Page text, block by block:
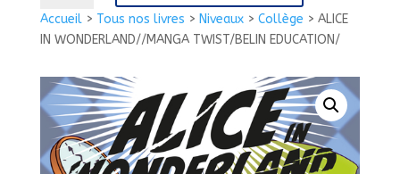
Accueil> Tous nos livres > Niveaux> Collège > ALICE
IN WONDERLAND//MANGA TWIST/BELIN EDUCATION/
ALICE
IN
EDUCATION/